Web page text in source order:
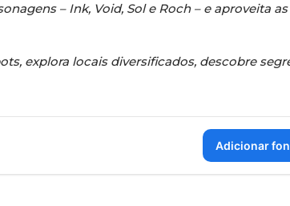
– Ink, Void, Sol e Roch – e aproveita
explora locais diversificados, descobre
Adicionar